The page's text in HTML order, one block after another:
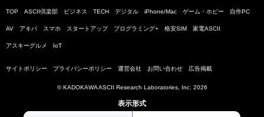
TOP ASCII倶楽部 ビジネス TECH デジタル iPhone/Mac ゲーム・ホビー 自作PC
AV アキバ スマホ スタートアップ プログラミング+ 格安SIM 家電ASCII
アスキーグルメ IoT
サイトポリシー プライバシーポリシー 運営会社 お問い合わせ 広告掲載
© KADOKAWA ASCII Research Laboratories, Inc. 2026
表示形式